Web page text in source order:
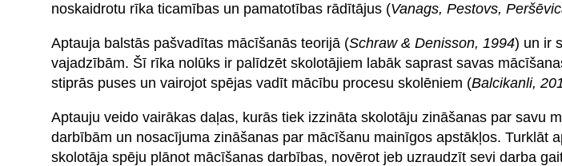
noskaidrotu rīka ticamības un pamatotības rādītājus (Vanags, Pestovs,
Aptauja balstās pašvadītas mācīšanās teorijā (Schraw & Denisson, 1994) un ir
vajadzībām. Šī rīka nolūks ir palīdzēt skolotājiem labāk saprast savas
stiprās puses un vairojot spējas vadīt mācību procesu skolēniem (Balcikanli,
Aptauju veido vairākas daļas, kurās tiek izzināta skolotāju zināšanas par savu
darbībām un nosacījuma zināšanas par mācīšanu mainīgos apstākļos. Turklāt
skolotāja spēju plānot mācīšanas darbības, novērot jeb uzraudzīt sevi darba